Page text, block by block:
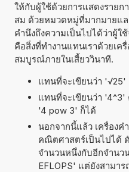
ให้กับผู้ใช้ด้วยการแสดงรายก
สม ด้วยหมวดหมู่ที่มากมายแ
คำนึงถึงความเป็นไปได้ว่าผู้
คือสิ่งที่ทำงานแทนเราด้วยเค
สมบูรณ์ภายในเสี้ยววินาที.
แทนที่จะเขียนว่า
แทนที่จะเขียนว่า
'4 pow 3' ก็ได้
นอกจากนี้แล้ว เครื่อง
คณิตศาสตร์เป็นไปได้
จำนวนหนึ่งกับอีกจำนว
EFLOPS' แต่ยังสามา